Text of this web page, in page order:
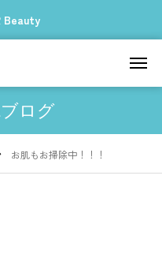
Beauty
ログ
お肌もお掃除中！！！